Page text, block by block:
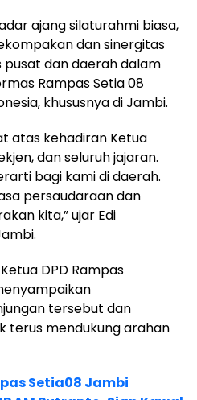
ajang silaturahmi biasa,
dan sinergitas
dan daerah dalam
Rampas Setia 08
khususnya di Jambi.
atas kehadiran Ketua
dan seluruh jajaran.
bagi kami di daerah.
persaudaraan dan
kita,” ujar Edi
DPD Rampas
tersebut dan
terus mendukung arahan
Setia08 Jambi